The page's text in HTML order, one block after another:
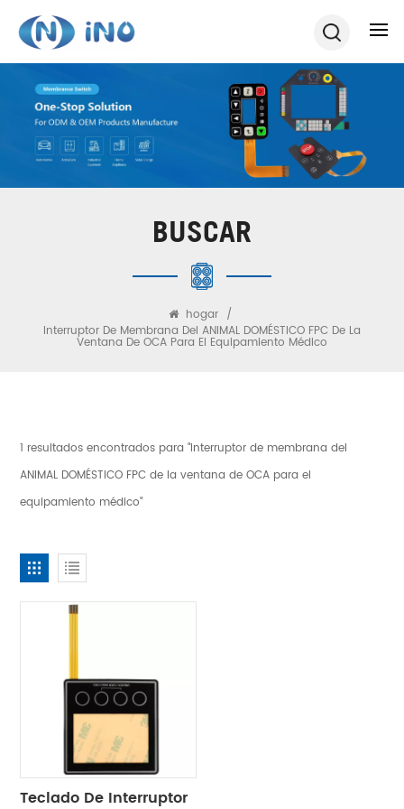
BUSCAR
hogar /
Interruptor De Membrana Del ANIMAL DOMÉSTICO FPC De La
Ventana De OCA Para El Equipamiento Médico
1 resultados encontrados para "Interruptor de membrana del
ANIMAL DOMÉSTICO FPC de la ventana de OCA para el
equipamiento médico"
Teclado De Interruptor